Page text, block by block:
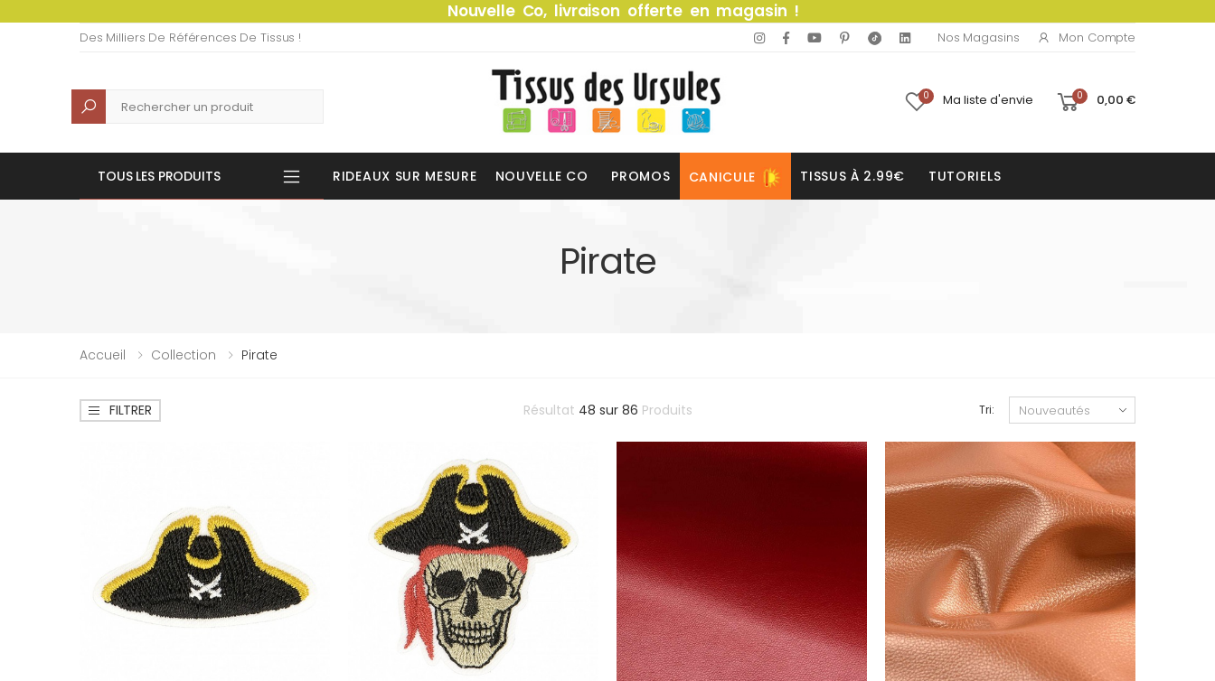
Nouvelle Co, livraison offerte en magasin !
Des Milliers De Références De Tissus ! Nos Magasins Mon Compte
Recherche 0 Ma liste d'envie 0 0,00 €
TOUS LES PRODUITS RIDEAUX SUR MESURE NOUVELLE CO PROMOS CANICULE TISSUS À 2.99€ TUTORIELS
Pirate
Accueil Collection Pirate
FILTRER Résultat 48 sur 86 Produits Tri: